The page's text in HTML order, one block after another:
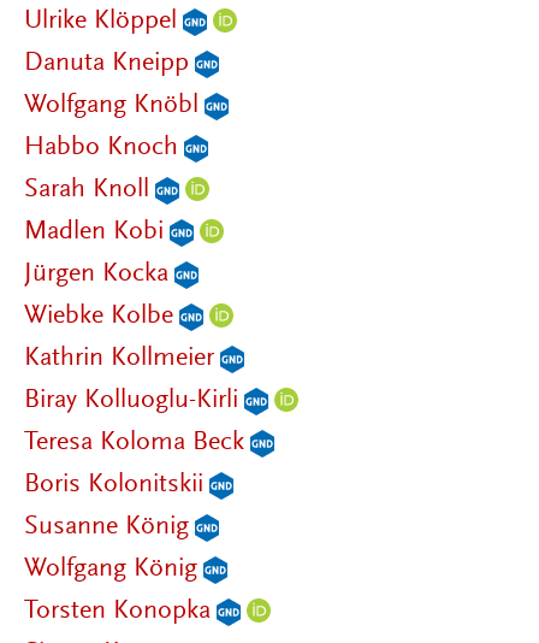
Ulrike Klöppel
Danuta Kneipp
Wolfgang Knöbl
Habbo Knoch
Sarah Knoll
Madlen Kobi
Jürgen Kocka
Wiebke Kolbe
Kathrin Kollmeier
Biray Kolluoglu-Kirli
Teresa Koloma Beck
Boris Kolonitskii
Susanne König
Wolfgang König
Torsten Konopka